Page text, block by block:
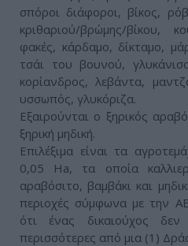
σπόροι διάφοροι, βίκος,
κριθαριού/βρώμης/βίκου,
φακές, κάρδαμο, δίκταμο,
τσάι του βουνού,
κορίανδρος, λεβάντα,
υσσωπός, γλυκόριζα.
Εξαιρούνται ο ξηρικός
ξηρική μηδική.
Επιλέξιμα είναι τα
0,05 Ha, τα οποία
αραβόσιτο, βαμβάκι και
περιοχές σύμφωνα με την
ότι ένας δικαιούχος
περισσότερες από μια (1)